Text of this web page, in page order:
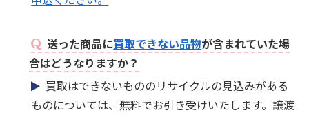
送った商品に買取できない品物が含まれていた場
合はどうなりますか？
買取はできないもののリサイクルの見込みがある
ものについては、無料でお引き受けいたします。譲渡